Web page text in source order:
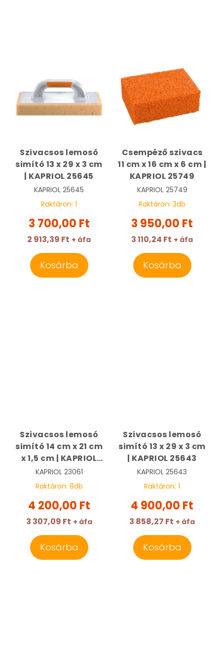
Szivacsos lemosó
simító 13 x 29 x 3 cm
| KAPRIOL 25645
KAPRIOL 25645
Raktáron: 1
3 700,00 Ft
2 913,39 Ft + áfa
Kosárba
Csempéző szivacs
11 cm x 16 cm x 6 cm |
KAPRIOL 25749
KAPRIOL 25749
Raktáron: 3db
3 950,00 Ft
3 110,24 Ft + áfa
Kosárba
Szivacsos lemosó
simító 14 cm x 21 cm
x 1,5 cm | KAPRIOL
23061
KAPRIOL 23061
Raktáron: 8db
4 200,00 Ft
3 307,09 Ft + áfa
Kosárba
Szivacsos lemosó
simító 13 x 29 x 3 cm
| KAPRIOL 25643
KAPRIOL 25643
Raktáron: 1
4 900,00 Ft
3 858,27 Ft + áfa
Kosárba